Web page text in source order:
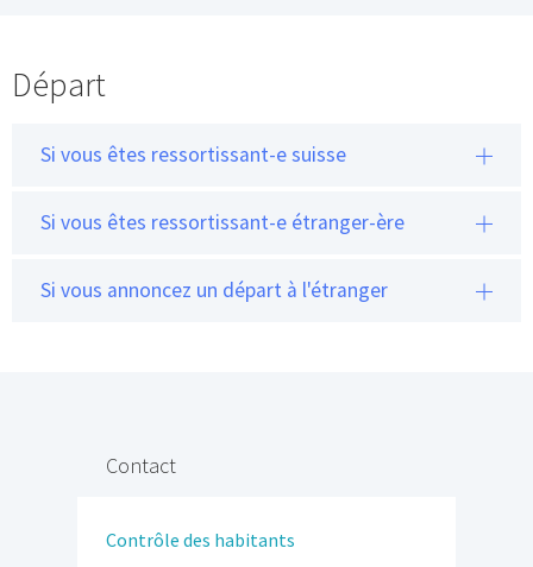
Départ
Si vous êtes ressortissant-e suisse
Si vous êtes ressortissant-e étranger-ère
Si vous annoncez un départ à l'étranger
Contact
Contrôle des habitants